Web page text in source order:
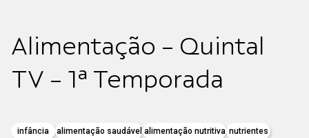
Alimentação - Quintal
TV - 1ª Temporada
infância alimentação saudável alimentação nutritiva nutrientes